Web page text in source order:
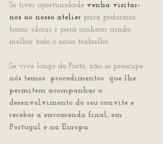
Se tiver oportunidade venha visitar-
nos ao nosso atelier para podermos
trocar ideias e para conhecer ainda
melhor todo o nosso trabalho.
Se vive longe do Porto, não se preocupe:
nós temos  procedimentos  que lhe
permitem acompanhar o
desenvolvimento do seu convite e
receber a encomenda final, em
Portugal e na Europa.